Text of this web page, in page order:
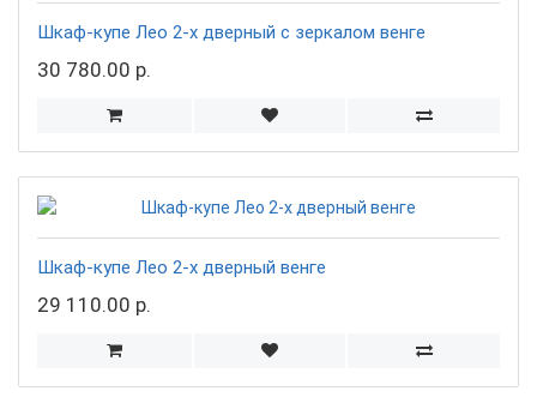
Шкаф-купе Лео 2-х дверный с зеркалом венге
30 780.00 р.
Шкаф-купе Лео 2-х дверный венге
29 110.00 р.